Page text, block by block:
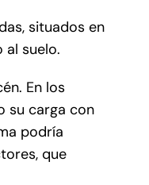
situados en
suelo.
En los
su carga con
podría
que